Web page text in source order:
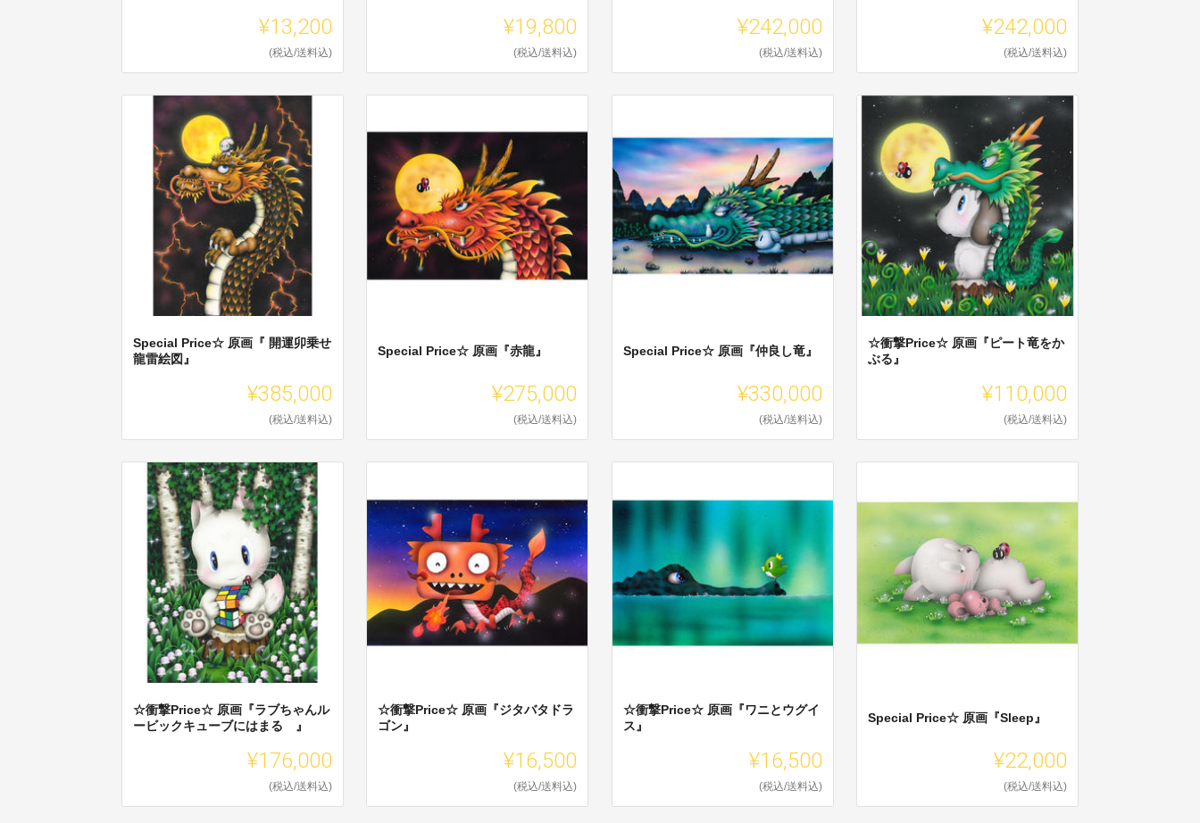
¥13,200
(税込/送料込)
¥19,800
(税込/送料込)
¥242,000
(税込/送料込)
¥242,000
(税込/送料込)
Special Price☆ 原画『 開運卯乗せ
龍雷絵図』
¥385,000
(税込/送料込)
Special Price☆ 原画『赤龍』
¥275,000
(税込/送料込)
Special Price☆ 原画『仲良し竜』
¥330,000
(税込/送料込)
☆衝撃Price☆ 原画『ピート竜をか
ぶる』
¥110,000
(税込/送料込)
☆衝撃Price☆ 原画『ラブちゃんル
ービックキューブにはまる 』
¥176,000
(税込/送料込)
☆衝撃Price☆ 原画『ジタバタドラ
ゴン』
¥16,500
(税込/送料込)
☆衝撃Price☆ 原画『ワニとウグイ
ス』
¥16,500
(税込/送料込)
Special Price☆ 原画『Sleep』
¥22,000
(税込/送料込)